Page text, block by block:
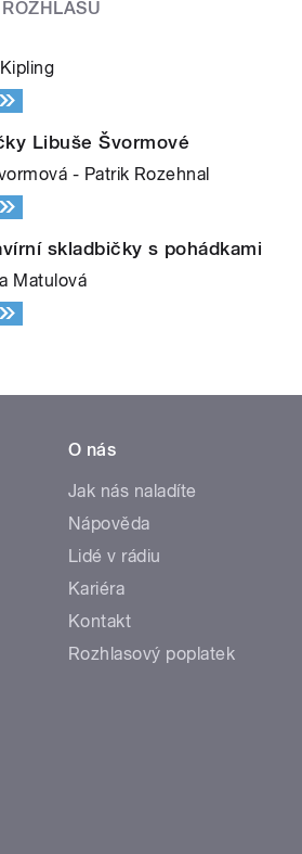
Libuše Švormové
- Patrik Rozehnal
skladbičky s pohádkami
Matulová
O nás
Jak nás naladíte
Nápověda
Lidé v rádiu
Kariéra
Kontakt
Rozhlasový poplatek